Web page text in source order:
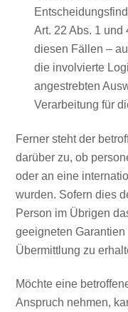
Art. 22 Abs. 1 und
diesen Fällen –
die involvierte
angestrebten
Verarbeitung für
Ferner steht der
darüber zu, ob
oder an eine
wurden. Sofern dies
Person im Übrigen
geeigneten
Übermittlung zu
Möchte eine
Anspruch nehmen,